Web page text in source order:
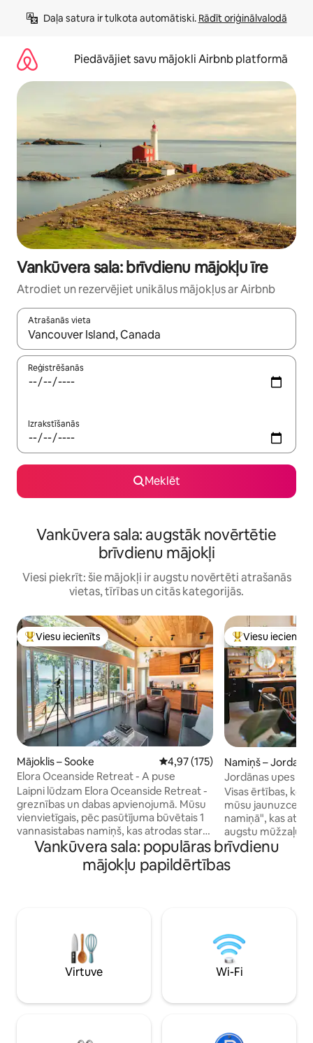
saturu
Daļa satura ir tulkota automātiski. Rādīt oriģinālvalodā
Piedāvājiet savu mājokli Airbnb platformā
Vankūvera sala: brīvdienu mājokļu īre
Atrodiet un rezervējiet unikālus mājokļus ar Airbnb
Atrašanās vieta
Kad rezultāti kļūs pieejami, izmantojiet bultiņu uz augšu un
Reģistrēšanās
Izrakstīšanās
Meklēt
Vankūvera sala: augstāk novērtētie
brīvdienu mājokļi
Viesi piekrīt: šie mājokļi ir augstu novērtēti atrašanās
vietas, tīrības un citās kategorijās.
Populārs viesu iecienīts mājoklis
Viesu iecienīts
Mājoklis – Sooke Vidējais vērtējums: 4,97 no 5,
4,97 (175)
Elora Oceanside Retreat - A puse
Laipni lūdzam Elora Oceanside Retreat -
greznības un dabas apvienojumā. Mūsu
vienvietīgais, pēc pasūtījuma būvētais 1
vannasistabas namiņš, kas atrodas starp
nobriedušiem kokiem, piedāvā privātu
patvērumu ar iespaidīgu skatu uz
okeānu, kokiem un kalniem. Izbaudiet
pārgājienu braucējs, pludmales
entuziasts vai vienkārši meklējat
satriecošu svētlaimi, mūsu namiņi ir
ideāls sākumpunkts jūsu Rietumkrasta
Populārs viesu
Viesu iecienīts
Namiņš – Jordan
Jordānas upes
Visas ērtības, ko
mūsu
namiņā", kas
augstu
no grīdas līdz
grilu uz klāja.
ugunskuru un
mērcēšanas
lietus duša + ar
burbuļvanna un
meditācijas klājs!
Vankūvera sala: populāras brīvdienu
mājokļu papildērtības
Virtuve Wi-Fi